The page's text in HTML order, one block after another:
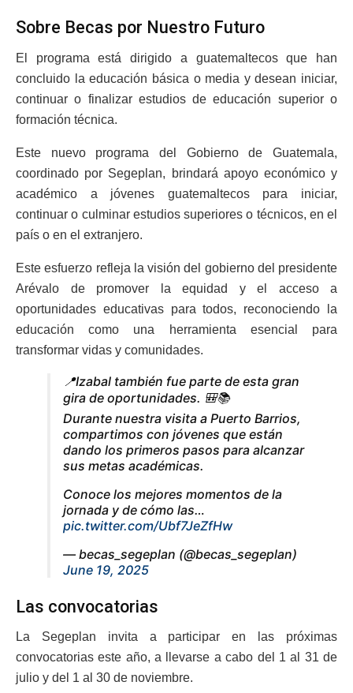
Sobre Becas por Nuestro Futuro
El programa está dirigido a guatemaltecos que han
concluido la educación básica o media y desean iniciar,
continuar o finalizar estudios de educación superior o
formación técnica.
Este nuevo programa del Gobierno de Guatemala,
coordinado por Segeplan, brindará apoyo económico y
académico a jóvenes guatemaltecos para iniciar,
continuar o culminar estudios superiores o técnicos, en el
país o en el extranjero.
Este esfuerzo refleja la visión del gobierno del presidente
Arévalo de promover la equidad y el acceso a
oportunidades educativas para todos, reconociendo la
educación como una herramienta esencial para
transformar vidas y comunidades.
📍Izabal también fue parte de esta gran
gira de oportunidades. 🎒📚
Durante nuestra visita a Puerto Barrios,
compartimos con jóvenes que están
dando los primeros pasos para alcanzar
sus metas académicas.
Conoce los mejores momentos de la
jornada y de cómo las…
pic.twitter.com/Ubf7JeZfHw
— becas_segeplan (@becas_segeplan)
June 19, 2025
Las convocatorias
La Segeplan invita a participar en las próximas
convocatorias este año, a llevarse a cabo del 1 al 31 de
julio y del 1 al 30 de noviembre.